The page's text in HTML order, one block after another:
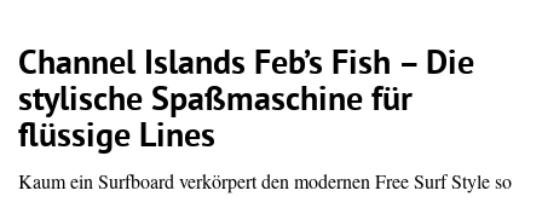
Channel Islands Feb’s Fish – Die
stylische Spaßmaschine für
flüssige Lines
Kaum ein Surfboard verkörpert den modernen Free Surf Style so